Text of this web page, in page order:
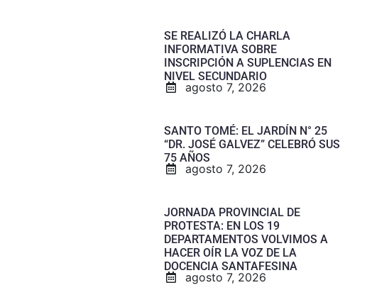
SE REALIZÓ LA CHARLA
INFORMATIVA SOBRE
INSCRIPCIÓN A SUPLENCIAS EN
NIVEL SECUNDARIO
agosto 7, 2026
SANTO TOMÉ: EL JARDÍN N° 25
“DR. JOSÉ GALVEZ” CELEBRÓ SUS
75 AÑOS
agosto 7, 2026
JORNADA PROVINCIAL DE
PROTESTA: EN LOS 19
DEPARTAMENTOS VOLVIMOS A
HACER OÍR LA VOZ DE LA
DOCENCIA SANTAFESINA
agosto 7, 2026